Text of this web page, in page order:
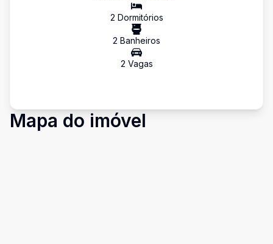
2 Dormitórios
2 Banheiros
2 Vagas
Mapa do imóvel